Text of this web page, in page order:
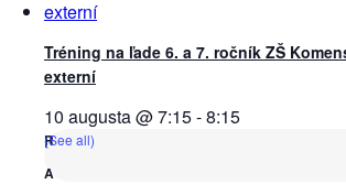
Tréning na ľade 6. a 7. ročník ZŠ
externí
10 augusta @ 7:15-8:15
(See all)